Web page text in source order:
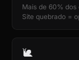
Mais de 60%
Site quebrado =
🐌